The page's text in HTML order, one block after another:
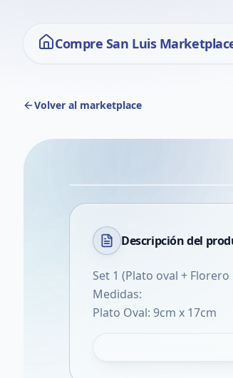
Compre San Luis
Volver al marketplace
Descripción del
Set 1 (Plato oval +
Medidas:
Plato Oval: 9cm x 17cm